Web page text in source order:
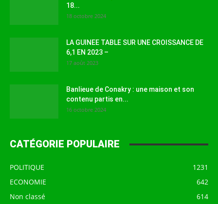
18...
18 octobre 2024
LA GUINEE TABLE SUR UNE CROISSANCE DE
6,1 EN 2023 –
17 août 2023
Banlieue de Conakry : une maison et son
contenu partis en...
16 octobre 2024
CATÉGORIE POPULAIRE
POLITIQUE
1231
ECONOMIE
642
Non classé
614